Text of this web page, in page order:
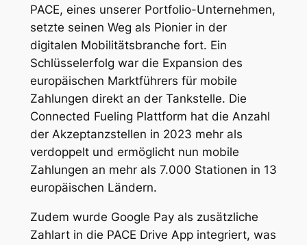
PACE, eines unserer Portfolio-Unternehmen,
setzte seinen Weg als Pionier in der
digitalen Mobilitätsbranche fort. Ein
Schlüsselerfolg war die Expansion des
europäischen Marktführers für mobile
Zahlungen direkt an der Tankstelle. Die
Connected Fueling Plattform hat die Anzahl
der Akzeptanzstellen in 2023 mehr als
verdoppelt und ermöglicht nun mobile
Zahlungen an mehr als 7.000 Stationen in 13
europäischen Ländern.
Zudem wurde Google Pay als zusätzliche
Zahlart in die PACE Drive App integriert, was